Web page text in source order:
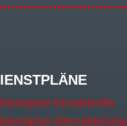
Dienstplan Einsatzkräfte
Dienstplan Altersabteilung